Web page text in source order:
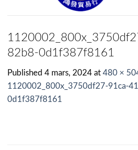
82b8-0d1f387f8161
Published 4 mars, 2024 at 480 ×
1120002_800x_3750df27-91ca-
0d1f387f8161